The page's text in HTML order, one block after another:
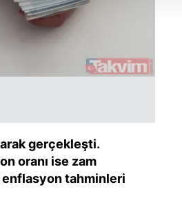
işlevsel kılınması ve
sınırlı olarak açık rızanız
vasıtasıyla belirleyebilirsiniz.
ziyaret edebilirsiniz.
almak için lütfentıklayınız.
gerçekleşti.
oranı ise zam
enflasyon tahminleri